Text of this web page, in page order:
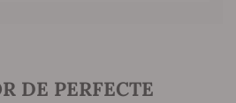
DE PERFECTE